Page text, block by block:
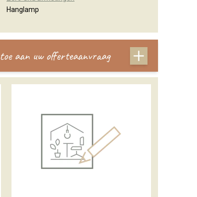
Hanglamp
aan uw offerteaanvraag